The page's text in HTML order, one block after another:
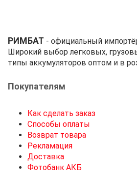
РИМБАТ - официальный
Широкий выбор легковых,
типы аккумуляторов оптом и в
Покупателям
Как сделать заказ
Способы оплаты
Возврат товара
Рекламация
Доставка
Фотобанк АКБ